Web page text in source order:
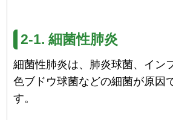
2-1. 細菌性肺炎
細菌性肺炎は、肺炎球菌、イン
色ブドウ球菌などの細菌が原因
す。